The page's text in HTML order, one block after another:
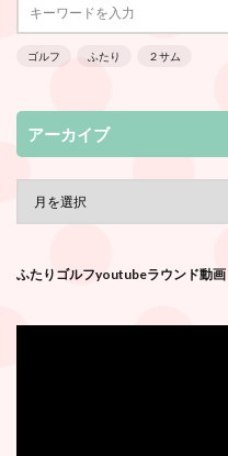
ゴルフ ふたり ２サム
アーカイブ
ふたりゴルフyoutubeラウンド動画